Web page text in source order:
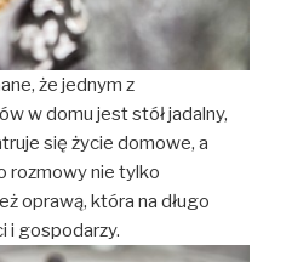
że jednym z
w domu jest stół jadalny,
się życie domowe, a
rozmowy nie tylko
oprawą, która na długo
i gospodarzy.